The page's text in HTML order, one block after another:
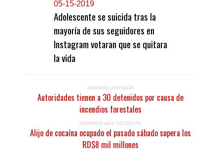
05-15-2019
Adolescente se suicida tras la
mayoría de sus seguidores en
Instagram votaran que se quitara
la vida
ENTRADA ANTIGUA
Autoridades tienen a 30 detenidos por causa de
incendios forestales
ENTRADA MÁS RECIENTE
Alijo de cocaína ocupado el pasado sábado supera los
RD$8 mil millones